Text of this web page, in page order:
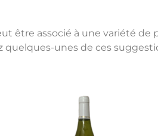
être associé à une variété
quelques-unes de ces